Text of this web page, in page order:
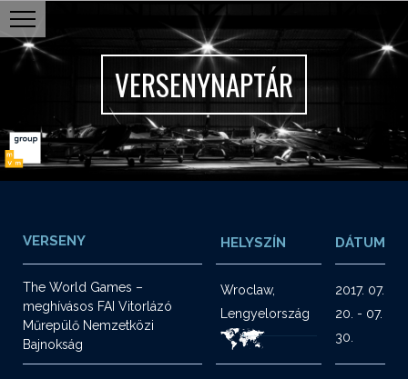
VERSENYNAPTÁR
VERSENY HELYSZÍN DÁTUM
The World Games –
meghívásos FAI Vitorlázó
Műrepülő Nemzetközi
Bajnokság
Wroclaw,
Lengyelország
2017. 07.
20. - 07.
30.